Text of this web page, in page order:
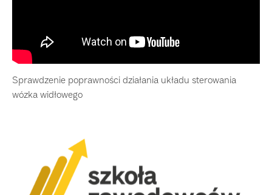
Sprawdzenie poprawności działania układu sterowania
wózka widłowego